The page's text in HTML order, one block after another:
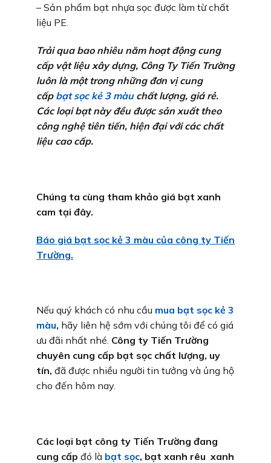
– Sản phẩm bạt nhựa sọc được làm từ chất
liệu PE.
Trải qua bao nhiêu năm hoạt động cung
cấp vật liệu xây dựng, Công Ty Tiến Trường
luôn là một trong những đơn vị cung
cấpbạt sọc kẻ 3 màu chất lượng, giá rẻ.
Các loại bạt này đều được sản xuất theo
công nghệ tiên tiến, hiện đại với các chất
liệu cao cấp.
Chúng ta cùng tham khảo giá bạt xanh
cam tại đây.
Báo giá bạt sọc kẻ 3 màu của công ty Tiến
Trường.
Nếu quý khách có nhu cầu mua bạt sọc kẻ 3
màu, hãy liên hệ sớm với chúng tôi để có giá
ưu đãi nhất nhé. Công ty Tiến Trường
chuyên cung cấp bạt sọc chất lượng, uy
tín, đã được nhiều người tin tưởng và ủng hộ
cho đến hôm nay.
Các loại bạt công ty Tiến Trường đang
cung cấp đó là bạt sọc, bạt xanh rêu xanh